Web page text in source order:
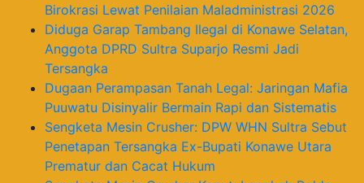
Birokrasi Lewat Penilaian Maladministrasi 2026
Diduga Garap Tambang Ilegal di Konawe Selatan,
Anggota DPRD Sultra Suparjo Resmi Jadi
Tersangka
Dugaan Perampasan Tanah Legal: Jaringan Mafia
Puuwatu Disinyalir Bermain Rapi dan Sistematis
Sengketa Mesin Crusher: DPW WHN Sultra Sebut
Penetapan Tersangka Ex-Bupati Konawe Utara
Prematur dan Cacat Hukum